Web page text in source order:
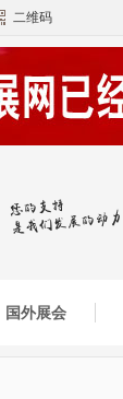
二维码
国外展会